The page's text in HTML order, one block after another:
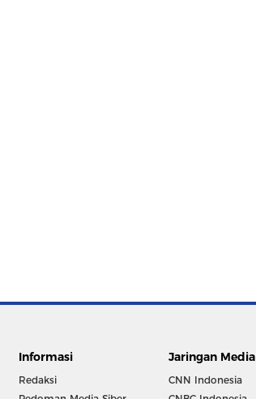
Informasi
Redaksi
Jaringan Media
CNN Indonesia